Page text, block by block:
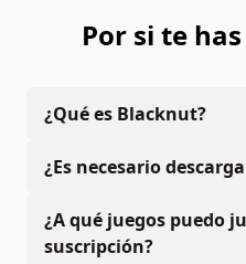
Por si te
¿Qué es Blacknut?
¿Es necesario
¿A qué juegos puedo
suscripción?